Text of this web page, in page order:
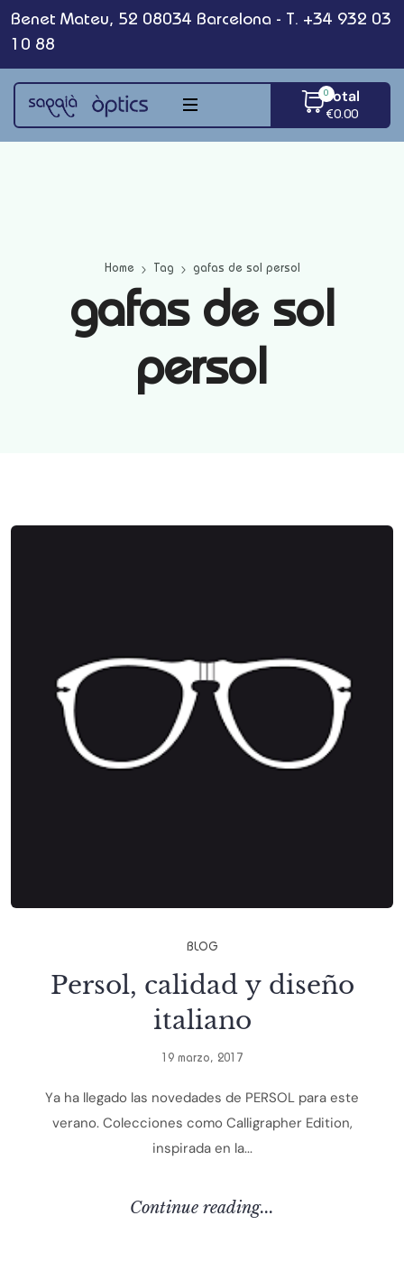
Benet Mateu, 52 08034 Barcelona - T. +34 932 03
10 88
0Total
€0.00
Home Tag gafas de sol persol
gafas de sol
persol
BLOG
Persol, calidad y diseño
italiano
1 9 marzo, 201 7
Ya ha llegado las novedades de PERSOL para este
verano. Colecciones como Calligrapher Edition,
inspirada en la...
CONTINUE READING...